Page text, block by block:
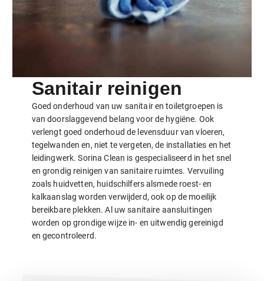
Sanitair reinigen
Goed onderhoud van uw sanitair en toiletgroepen is
van doorslaggevend belang voor de hygiëne. Ook
verlengt goed onderhoud de levensduur van vloeren,
tegelwanden en, niet te vergeten, de installaties en het
leidingwerk. Sorina Clean is gespecialiseerd in het snel
en grondig reinigen van sanitaire ruimtes. Vervuiling
zoals huidvetten, huidschilfers alsmede roest- en
kalkaanslag worden verwijderd, ook op de moeilijk
bereikbare plekken. Al uw sanitaire aansluitingen
worden op grondige wijze in- en uitwendig gereinigd
en gecontroleerd.